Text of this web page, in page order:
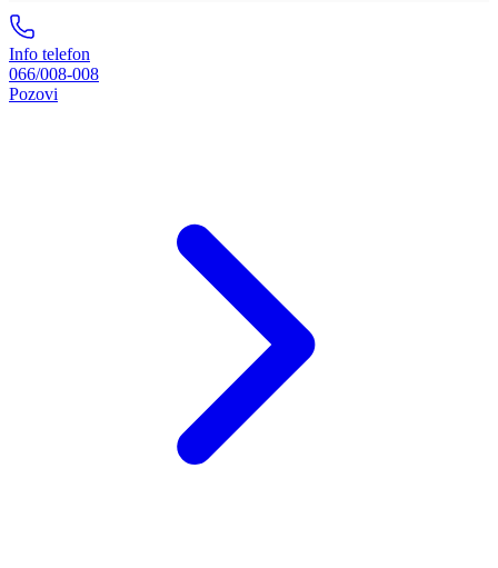
Info telefon
066/008-008
Pozovi